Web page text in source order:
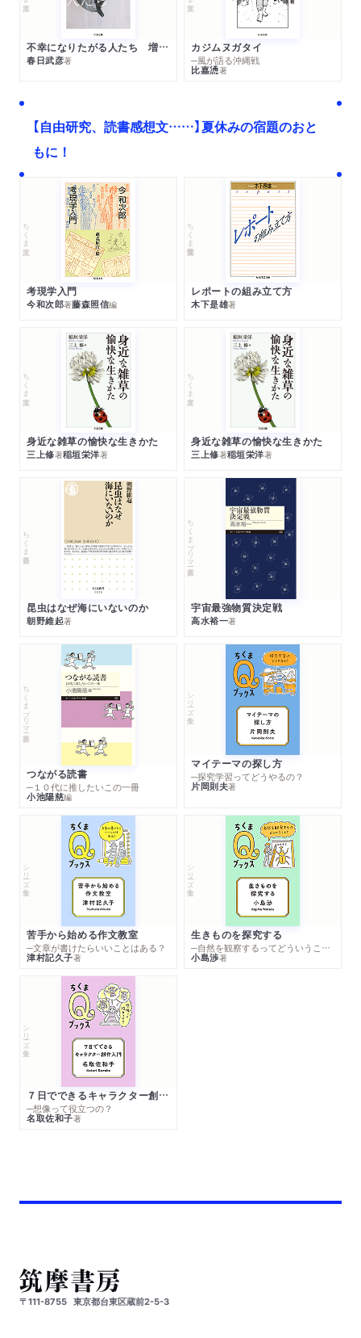
不幸になりたがる人たち 増補新版
春日武彦著
カジムヌガタイ
─風が語る沖縄戦
比嘉慂著
【自由研究、読書感想文……】夏休みの宿題のおと
もに！
ちくま文庫
考現学入門
今和次郎著藤森照信編
ちくま学芸文庫
レポートの組み立て方
木下是雄著
ちくま文庫
身近な雑草の愉快な生きかた
三上修著稲垣栄洋著
ちくま文庫
身近な雑草の愉快な生きかた
三上修著稲垣栄洋著
ちくま新書
昆虫はなぜ海にいないのか
朝野維起著
ちくまプリマー新書
宇宙最強物質決定戦
高水裕一著
ちくまプリマー新書
つながる読書
─１０代に推したいこの一冊
小池陽慈編
シリーズ・全集
マイテーマの探し方
─探究学習ってどうやるの？
片岡則夫著
シリーズ・全集
苦手から始める作文教室
─文章が書けたらいいことはある？
津村記久子著
シリーズ・全集
生きものを探究する
─自然を観察するってどういうこと？
小島渉著
シリーズ・全集
７日でできるキャラクター創作入門
─想像って役立つの？
名取佐和子著
〒111-8755 東京都台東区蔵前2-5-3